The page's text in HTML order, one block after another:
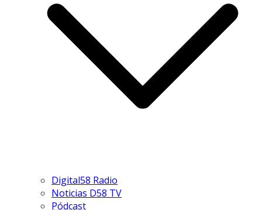
Digital58 Radio
Noticias D58 TV
Pódcast